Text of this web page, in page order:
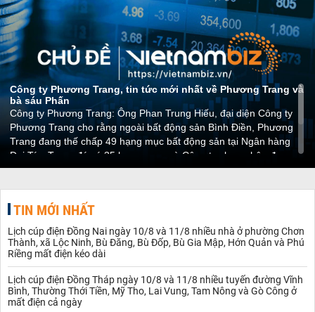
Công ty Phương Trang, tin tức mới nhất về Phương Trang và
bà sáu Phấn
Công ty Phương Trang: Ông Phan Trung Hiếu, đại diện Công ty
Phương Trang cho rằng ngoài bất động sản Bình Điền, Phương
Trang đang thế chấp 49 hạng mục bất động sản tại Ngân hàng
Đại Tín. Trong đó có 35 hạng mục mà Công ty chưa nhận được
đồng nào từ ngân hàng. Tuy nhiên HĐXX cho biết, theo cáo trạng
TIN MỚI NHẤT
Lịch cúp điện Đồng Nai ngày 10/8 và 11/8 nhiều nhà ở phường Chơn
Thành, xã Lộc Ninh, Bù Đăng, Bù Đốp, Bù Gia Mập, Hớn Quản và Phú
Riềng mất điện kéo dài
Lịch cúp điện Đồng Tháp ngày 10/8 và 11/8 nhiều tuyến đường Vĩnh
Bình, Thường Thới Tiền, Mỹ Tho, Lai Vung, Tam Nông và Gò Công ở
mất điện cả ngày